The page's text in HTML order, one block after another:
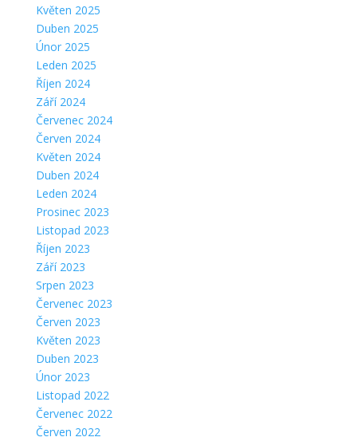
Květen 2025
Duben 2025
Únor 2025
Leden 2025
Říjen 2024
Září 2024
Červenec 2024
Červen 2024
Květen 2024
Duben 2024
Leden 2024
Prosinec 2023
Listopad 2023
Říjen 2023
Září 2023
Srpen 2023
Červenec 2023
Červen 2023
Květen 2023
Duben 2023
Únor 2023
Listopad 2022
Červenec 2022
Červen 2022